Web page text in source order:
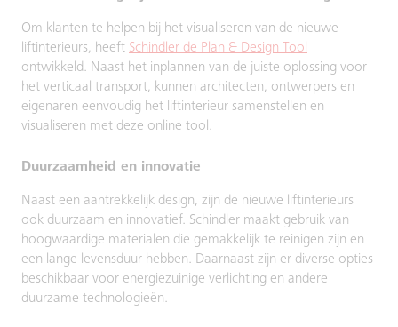
Om klanten te helpen bij het visualiseren van de nieuwe
liftinterieurs, heeft Schindler de Plan & Design Tool
ontwikkeld. Naast het inplannen van de juiste oplossing voor
het verticaal transport, kunnen architecten, ontwerpers en
eigenaren eenvoudig het liftinterieur samenstellen en
visualiseren met deze online tool.
Duurzaamheid en innovatie
Naast een aantrekkelijk design, zijn de nieuwe liftinterieurs
ook duurzaam en innovatief. Schindler maakt gebruik van
hoogwaardige materialen die gemakkelijk te reinigen zijn en
een lange levensduur hebben. Daarnaast zijn er diverse opties
beschikbaar voor energiezuinige verlichting en andere
duurzame technologieën.